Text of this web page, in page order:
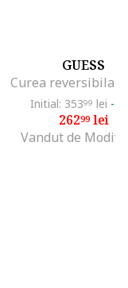
GUESS
Curea reversibila
Initial: 35399 lei -
26299lei
Vandut de